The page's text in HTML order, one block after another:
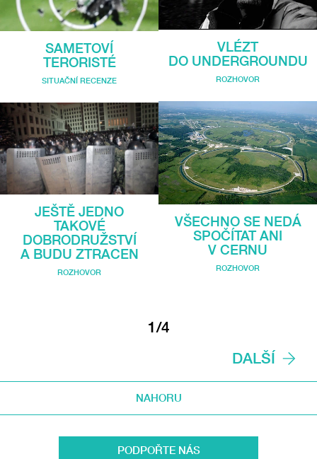
SAMETOVÍ
TERORISTÉ
SITUAČNÍ RECENZE
JEŠTĚ JEDNO
TAKOVÉ
DOBRODRUŽSTVÍ
A BUDU ZTRACEN
ROZHOVOR
VLÉZT
DO UNDERGROUNDU
ROZHOVOR
VŠECHNO SE NEDÁ
SPOČÍTAT ANI
V CERNU
ROZHOVOR
1/4
DALŠÍ
NAHORU
PODPOŘTE NÁS